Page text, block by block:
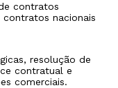
contratos
nacionais
resolução de
contratual e
comerciais.